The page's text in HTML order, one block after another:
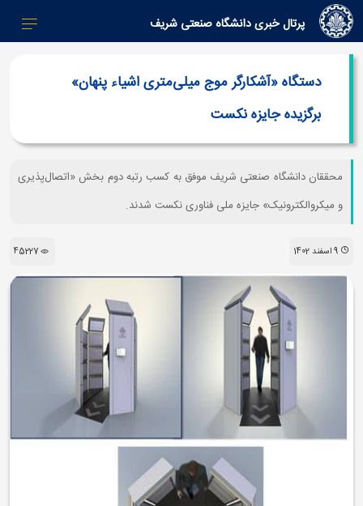
پرتال خبری دانشگاه صنعتی شریف
دستگاه «آشکارگر موج میلی‌متری اشیاء پنهان»
برگزیده جایزه نکست
محققان دانشگاه صنعتی شریف موفق به کسب رتبه دوم بخش «اتصال‌پذیری
و میکروالکترونیک» جایزه ملی فناوری نکست شدند.
9 اسفند 1402 45227